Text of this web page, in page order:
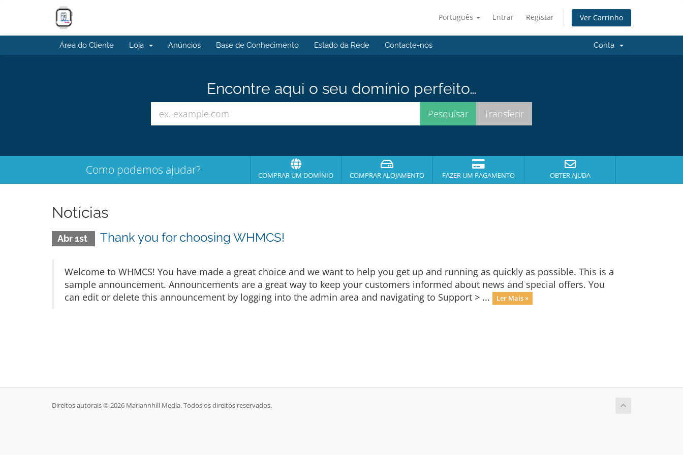
Português Entrar Registar Ver Carrinho
Área do Cliente Loja Anúncios Base de Conhecimento Estado da Rede Contacte-nos Conta
Encontre aqui o seu domínio perfeito…
Como podemos ajudar? COMPRAR UM DOMÍNIO COMPRAR ALOJAMENTO FAZER UM PAGAMENTO OBTER AJUDA
Notícias
Abr 1st Thank you for choosing WHMCS!
Welcome to WHMCS! You have made a great choice and we want to help you get up and running as quickly as possible. This is a
sample announcement. Announcements are a great way to keep your customers informed about news and special offers. You
can edit or delete this announcement by logging into the admin area and navigating to Support > ...
Ler Mais »
Direitos autorais © 2026 Mariannhill Media. Todos os direitos reservados.